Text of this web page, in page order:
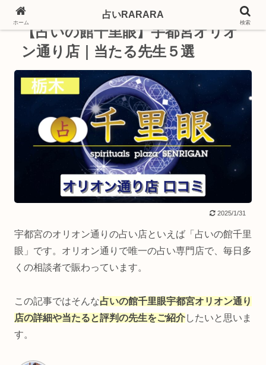
PR
【占いの館千里眼】宇都宮オリオ
ン通り店｜当たる先生５選
2025/1/31
宇都宮のオリオン通りの占い店といえば「占いの館千里
眼」です。オリオン通りで唯一の占い専門店で、毎日多
くの相談者で賑わっています。
この記事ではそんな占いの館千里眼宇都宮オリオン通り
店の詳細や当たると評判の先生をご紹介したいと思いま
す。
ホーム
占いRARARA
検索